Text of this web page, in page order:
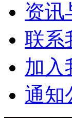
资讯
联系
加入
通知